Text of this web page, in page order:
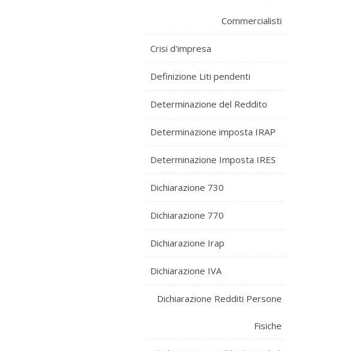
Commercialisti
Crisi d'impresa
Definizione Liti pendenti
Determinazione del Reddito
Determinazione imposta IRAP
Determinazione Imposta IRES
Dichiarazione 730
Dichiarazione 770
Dichiarazione Irap
Dichiarazione IVA
Dichiarazione Redditi Persone
Fisiche